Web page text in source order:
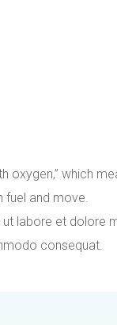
oxygen,” which
fuel and move.
labore et dolore
consequat.